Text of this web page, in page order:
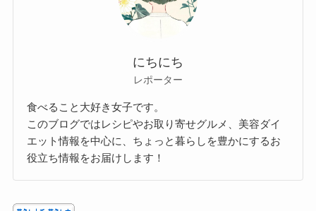
にちにち
レポーター
食べること大好き女子です。
このブログではレシピやお取り寄せグルメ、美容ダイ
エット情報を中心に、ちょっと暮らしを豊かにするお
役立ち情報をお届けします！